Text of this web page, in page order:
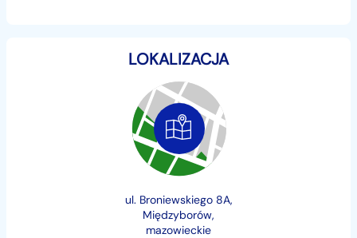
Ocynkowana rama !!!
Dostępne różne kolory
Podnoszona pierwsza oś
LOKALIZACJA
ul. Broniewskiego 8A,
Międzyborów,
mazowieckie